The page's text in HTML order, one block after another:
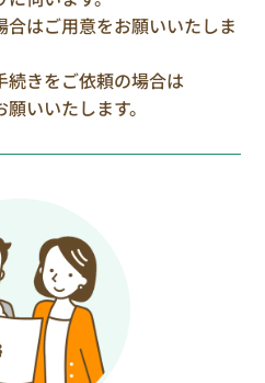
合はご用意をお願いいたしま
続きをご依頼の場合は
いいたします。